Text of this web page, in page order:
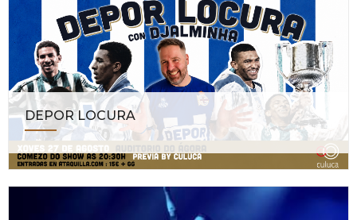
DEPOR LOCURA